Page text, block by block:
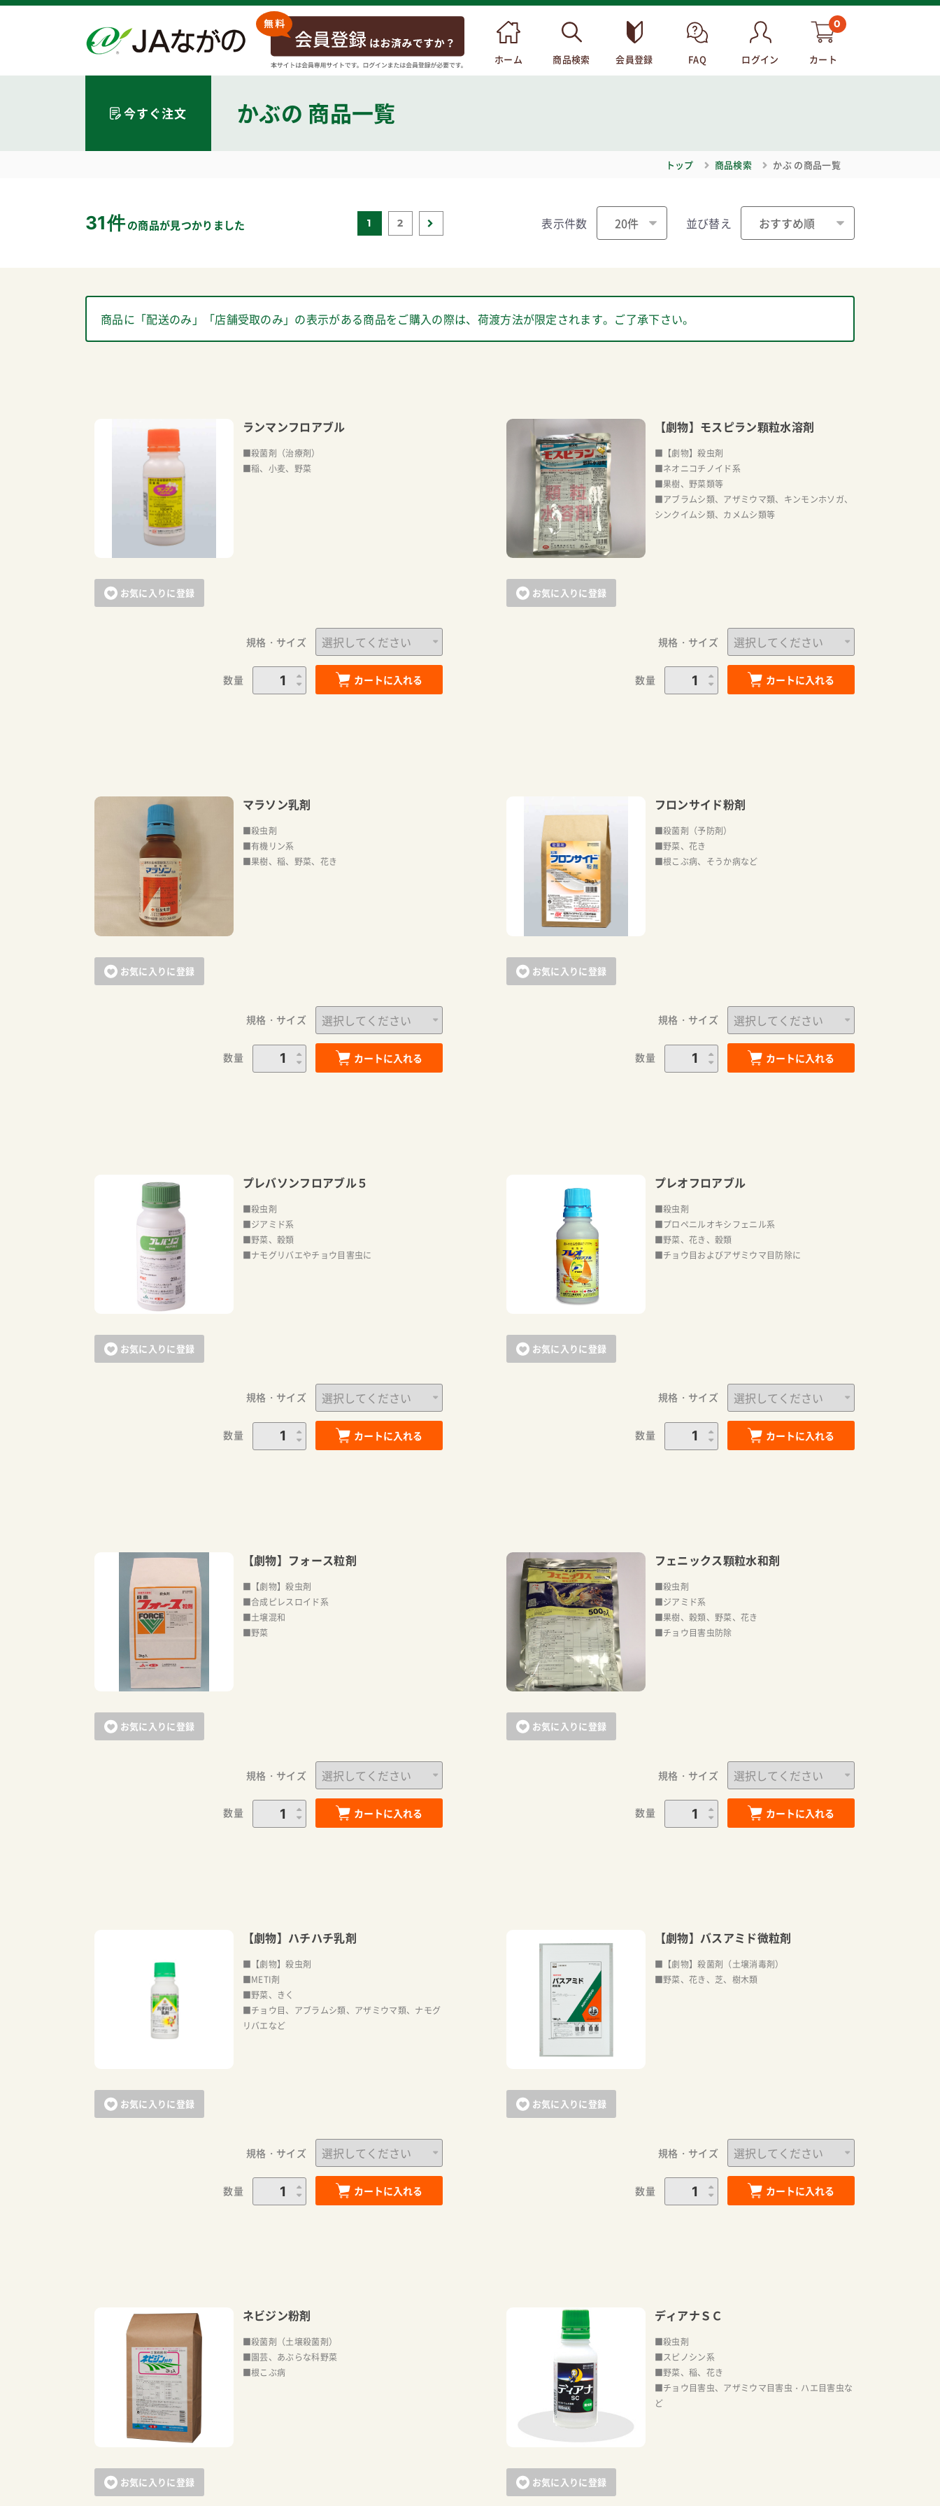
ホーム 商品検索 会員登録 FAQ ログイン
0
カート
今すぐ注文 かぶの 商品一覧
トップ 商品検索 かぶ の商品一覧
31件の商品が見つかりました 1 2 表示件数 並び替え
商品に「配送のみ」「店舗受取のみ」の表示がある商品をご購入の際は、荷渡方法が限定されます。ご了承下さい。
お気に入りに登録
ランマンフロアブル
■殺菌剤（治療剤）
■稲、小麦、野菜
規格・サイズ
数量 カートに入れる
お気に入りに登録
【劇物】モスピラン顆粒水溶剤
■【劇物】殺虫剤
■ネオニコチノイド系
■果樹、野菜類等
■アブラムシ類、アザミウマ類、キンモンホソガ、
シンクイムシ類、カメムシ類等
規格・サイズ
数量 カートに入れる
お気に入りに登録
マラソン乳剤
■殺虫剤
■有機リン系
■果樹、稲、野菜、花き
規格・サイズ
数量 カートに入れる
お気に入りに登録
フロンサイド粉剤
■殺菌剤（予防剤）
■野菜、花き
■根こぶ病、そうか病など
規格・サイズ
数量 カートに入れる
お気に入りに登録
プレバソンフロアブル５
■殺虫剤
■ジアミド系
■野菜、穀類
■ナモグリバエやチョウ目害虫に
規格・サイズ
数量 カートに入れる
お気に入りに登録
プレオフロアブル
■殺虫剤
■プロペニルオキシフェニル系
■野菜、花き、穀類
■チョウ目およびアザミウマ目防除に
規格・サイズ
数量 カートに入れる
お気に入りに登録
【劇物】フォース粒剤
■【劇物】殺虫剤
■合成ピレスロイド系
■土壌混和
■野菜
規格・サイズ
数量 カートに入れる
お気に入りに登録
フェニックス顆粒水和剤
■殺虫剤
■ジアミド系
■果樹、穀類、野菜、花き
■チョウ目害虫防除
規格・サイズ
数量 カートに入れる
お気に入りに登録
【劇物】ハチハチ乳剤
■【劇物】殺虫剤
■METI剤
■野菜、きく
■チョウ目、アブラムシ類、アザミウマ類、ナモグ
リバエなど
規格・サイズ
数量 カートに入れる
お気に入りに登録
【劇物】バスアミド微粒剤
■【劇物】殺菌剤（土壌消毒剤）
■野菜、花き、芝、樹木類
規格・サイズ
数量 カートに入れる
お気に入りに登録
ネビジン粉剤
■殺菌剤（土壌殺菌剤）
■園芸、あぶらな科野菜
■根こぶ病
お気に入りに登録
ディアナＳＣ
■殺虫剤
■スピノシン系
■野菜、稲、花き
■チョウ目害虫、アザミウマ目害虫・ハエ目害虫な
ど
カートへ進む